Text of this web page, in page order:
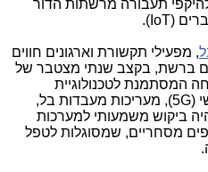
תעבורה מרשתות הדור
, מפעילי תקשורת וארגונים חווים
ברשת, בקצב שנתי מצטבר של
המסתמנת לטכנולוגיית
(
5G), מעריכות מעבדות בל,
כעשור (החל מ-2020), יהיה ביקוש משמעותי למערכות
מסחריים, שמסוגלות לטפל